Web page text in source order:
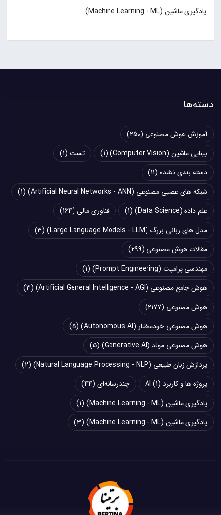
یادگیری ماشین (Machine Learning - ML)
دسته‌ها
آموزش هوش مصنوعی (250)
بینایی ماشین (Computer Vision)
(1) تست (1)
دسته بندی نشده (11)
شبکه های عصبی مصنوعی (Artificial Neural Networks - ANN)
(1)
علم داده (Data Science)
(1) فناوری مالی (164)
مدل های زبانی بزرگ (Large Language Models - LLM)
(3)
مقالات هوش مصنوعی (299)
مهندسی پرامپت (Prompt Engineering)
(1)
هوش جامع مصنوعی (Artificial General Intelligence - AGI)
(3)
هوش مصنوعی (2177)
هوش مصنوعی خودمختار (Autonomous AI)
(5)
هوش مصنوعی مولد (Generative AI)
(5)
پردازش زبان طبیعی (Natural Language Processing - NLP)
(2)
پروژه ها و کاربرد AI (1) چند‌‌رسانه‌ای (44)
یادگیری ماشین (Machine Learning - ML)
(1)
یادگیری ماشین (Machine Learning - ML)
(3)